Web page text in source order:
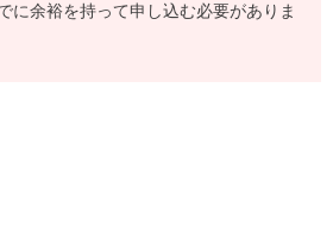
に余裕を持って申し込む必要がありま